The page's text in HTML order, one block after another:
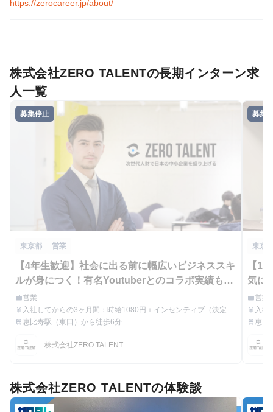
https://zerocareer.jp/about/
株式会社ZERO TALENTの長期インターン求
人一覧
募集停止
東京都 営業
【4年生歓迎】社会に出る前に幅広いビジネススキ
ルが身につく！有名Youtuberとのコラボ実績もあ
る急成長HRベンチャー！
職種
work営業
給与
currency_yen 入社してからの3ヶ月間：時給1080円＋インセンティブ（決定単
価10％） その後：引き続き時給制か成果報酬制か自身で思考し
最寄駅
train 恵比寿駅（東口）から徒歩6分
株式会社ZERO TALENT
募集
東京
【
気に
コラ
職種
work営業
給与
currency_yen 入社
ンティブに
最寄駅
train 恵比
株式会社ZERO TALENTの体験談